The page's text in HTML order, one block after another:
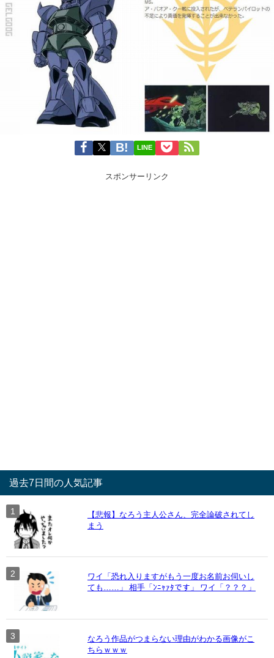
LINE
スポンサーリンク
過去7日間の人気記事
【悲報】なろう主人公さん、完全論破されてし
まう
ワイ「恐れ入りますがもう一度お名前お伺いし
ても……」 相手「ﾝﾆｬｧﾀです」 ワイ「？？？」
なろう作品がつまらない理由がわかる画像がこ
ちらｗｗｗ